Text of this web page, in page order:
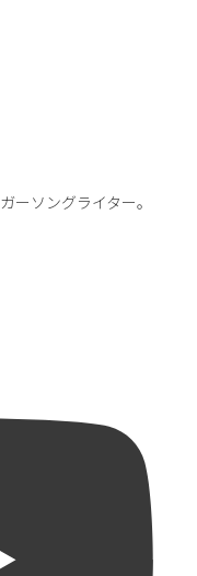
ーソングライター。